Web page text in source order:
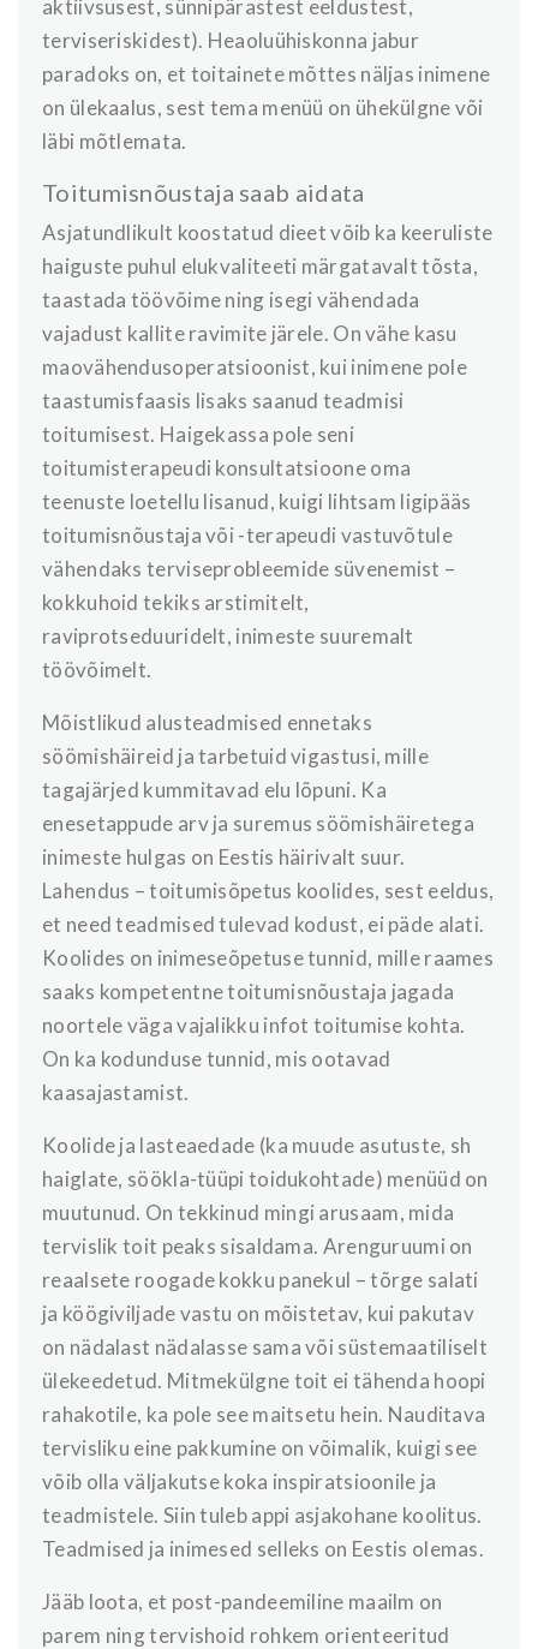
aktiivsusest, sünnipärastest eeldustest,
terviseriskidest). Heaoluühiskonna jabur
paradoks on, et toitainete mõttes näljas inimene
on ülekaalus, sest tema menüü on ühekülgne või
läbi mõtlemata.
Toitumisnõustaja saab aidata
Asjatundlikult koostatud dieet võib ka keeruliste
haiguste puhul elukvaliteeti märgatavalt tõsta,
taastada töövõime ning isegi vähendada
vajadust kallite ravimite järele. On vähe kasu
maovähendusoperatsioonist, kui inimene pole
taastumisfaasis lisaks saanud teadmisi
toitumisest. Haigekassa pole seni
toitumisterapeudi konsultatsioone oma
teenuste loetellu lisanud, kuigi lihtsam ligipääs
toitumisnõustaja või -terapeudi vastuvõtule
vähendaks terviseprobleemide süvenemist –
kokkuhoid tekiks arstimitelt,
raviprotseduuridelt, inimeste suuremalt
töövõimelt.
Mõistlikud alusteadmised ennetaks
söömishäireid ja tarbetuid vigastusi, mille
tagajärjed kummitavad elu lõpuni. Ka
enesetappude arv ja suremus söömishäiretega
inimeste hulgas on Eestis häirivalt suur.
Lahendus – toitumisõpetus koolides, sest eeldus,
et need teadmised tulevad kodust, ei päde alati.
Koolides on inimeseõpetuse tunnid, mille raames
saaks kompetentne toitumisnõustaja jagada
noortele väga vajalikku infot toitumise kohta.
On ka kodunduse tunnid, mis ootavad
kaasajastamist.
Koolide ja lasteaedade (ka muude asutuste, sh
haiglate, söökla-tüüpi toidukohtade) menüüd on
muutunud. On tekkinud mingi arusaam, mida
tervislik toit peaks sisaldama. Arenguruumi on
reaalsete roogade kokku panekul – tõrge salati
ja köögiviljade vastu on mõistetav, kui pakutav
on nädalast nädalasse sama või süstemaatiliselt
ülekeedetud. Mitmekülgne toit ei tähenda hoopi
rahakotile, ka pole see maitsetu hein. Nauditava
tervisliku eine pakkumine on võimalik, kuigi see
võib olla väljakutse koka inspiratsioonile ja
teadmistele. Siin tuleb appi asjakohane koolitus.
Teadmised ja inimesed selleks on Eestis olemas.
Jääb loota, et post-pandeemiline maailm on
parem ning tervishoid rohkem orienteeritud